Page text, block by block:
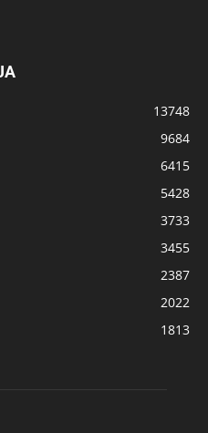
13748
9684
6415
5428
3733
3455
2387
2022
1813